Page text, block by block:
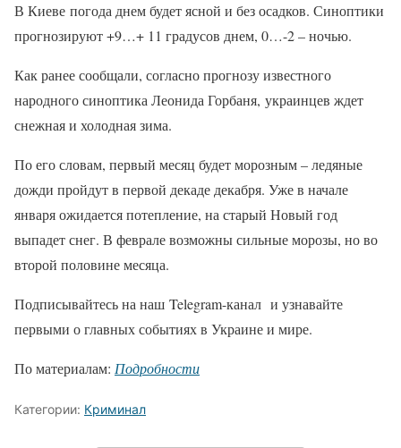
В Киеве погода днем будет ясной и без осадков. Синоптики
прогнозируют +9…+ 11 градусов днем, 0…-2 – ночью.
Как ранее сообщали, согласно прогнозу известного
народного синоптика Леонида Горбаня, украинцев ждет
снежная и холодная зима.
По его словам, первый месяц будет морозным – ледяные
дожди пройдут в первой декаде декабря. Уже в начале
января ожидается потепление, на старый Новый год
выпадет снег. В феврале возможны сильные морозы, но во
второй половине месяца.
Подписывайтесь на наш Telegram-канал и узнавайте
первыми о главных событиях в Украине и мире.
По материалам: Подробности
Категории: Криминал